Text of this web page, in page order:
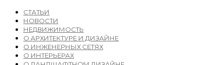
СТАТЬИ
НОВОСТИ
НЕДВИЖИМОСТЬ
О АРХИТЕКТУРЕ И ДИЗАЙНЕ
О ИНЖЕНЕРНЫХ СЕТЯХ
О ИНТЕРЬЕРАХ